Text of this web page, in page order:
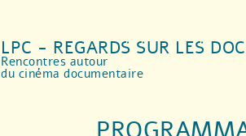
LPC - REGARDS SUR LES
Rencontres autour
du cinéma documentaire